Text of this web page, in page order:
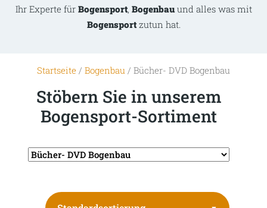
Ihr Experte für Bogensport, Bogenbauund alles was mit
Bogensportzutun hat.
Startseite / Bogenbau / Bücher- DVD Bogenbau
Stöbern Sie in unserem
Bogensport-Sortiment